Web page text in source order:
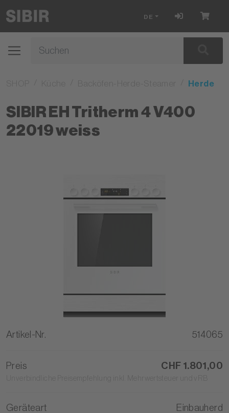
DE
Herde
SIBIR EH Tritherm 4 V400
22019 weiss
Artikel-Nr. 514065
Preis CHF 1.801,00
Geräteart Einbauherd